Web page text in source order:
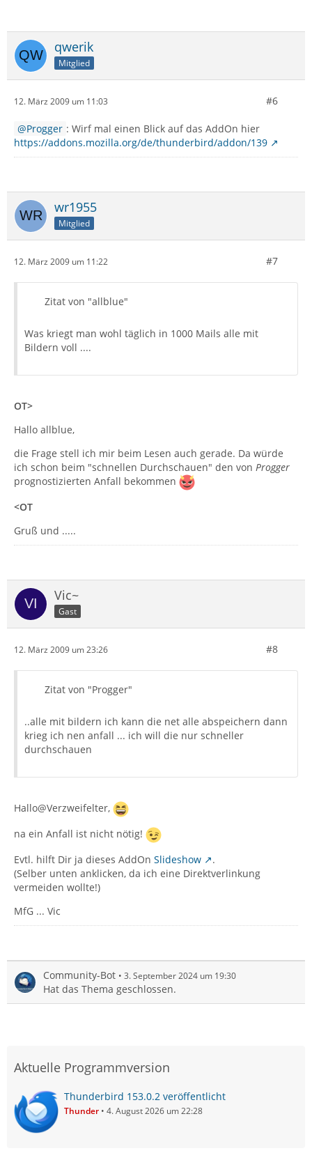
qwerik
Mitglied
12. März 2009 um 11:03 #6
Progger : Wirf mal einen Blick auf das AddOn hier
https://addons.mozilla.org/de/thunderbird/addon/139
wr1955
Mitglied
12. März 2009 um 11:22 #7
Zitat von "allblue"
Was kriegt man wohl täglich in 1000 Mails alle mit
Bildern voll ....
OT>
Hallo allblue,
die Frage stell ich mir beim Lesen auch gerade. Da würde
ich schon beim "schnellen Durchschauen" den von Progger
prognostizierten Anfall bekommen
<OT
Gruß und .....
Vic~
Gast
12. März 2009 um 23:26 #8
Zitat von "Progger"
..alle mit bildern ich kann die net alle abspeichern dann
krieg ich nen anfall ... ich will die nur schneller
durchschauen
Hallo@Verzweifelter,
na ein Anfall ist nicht nötig!
Evtl. hilft Dir ja dieses AddOn Slideshow
.
(Selber unten anklicken, da ich eine Direktverlinkung
vermeiden wollte!)
MfG ... Vic
Community-Bot 3. September 2024 um 19:30
Hat das Thema geschlossen.
Aktuelle Programmversion
Thunderbird 153.0.2 veröffentlicht
Thunder 4. August 2026 um 22:28